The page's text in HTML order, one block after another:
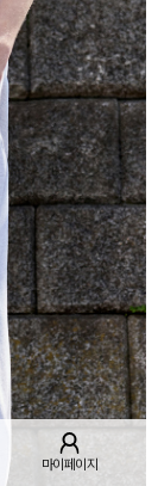
마이페이지